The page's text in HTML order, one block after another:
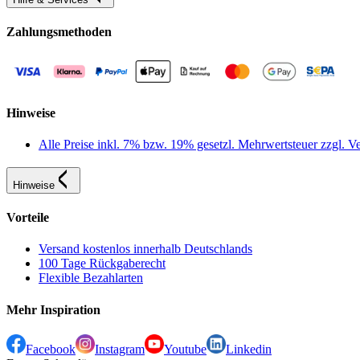
Zahlungsmethoden
Hinweise
Alle Preise inkl. 7% bzw. 19% gesetzl. Mehrwertsteuer zzgl.
Hinweise
Vorteile
Versand kostenlos innerhalb Deutschlands
100 Tage Rückgaberecht
Flexible Bezahlarten
Mehr Inspiration
Facebook Instagram Youtube
Linkedin